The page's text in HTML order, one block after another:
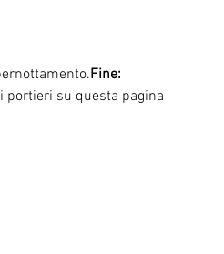
Fine:
su questa pagina